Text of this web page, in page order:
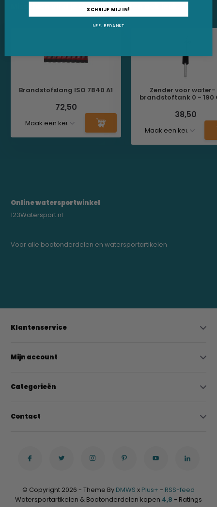
Misschien vind je deze producten ook leuk:
Brandstofslang ISO 7840 A1
72,50
Zender voor water-
brandstoftank 0 - 190
38,50
Online watersportwinkel
123Watersport.nl
Voor alle bootonderdelen en watersportartikelen
Klantenservice
Mijn account
Categorieën
Contact
© Copyright 2026 - Theme By DMWS x Plus+ - RSS-feed
Watersportartikelen & Bootonderdelen kopen 4,8 - Ratings
SCHRIJF MIJ IN!
NEE, BEDANKT